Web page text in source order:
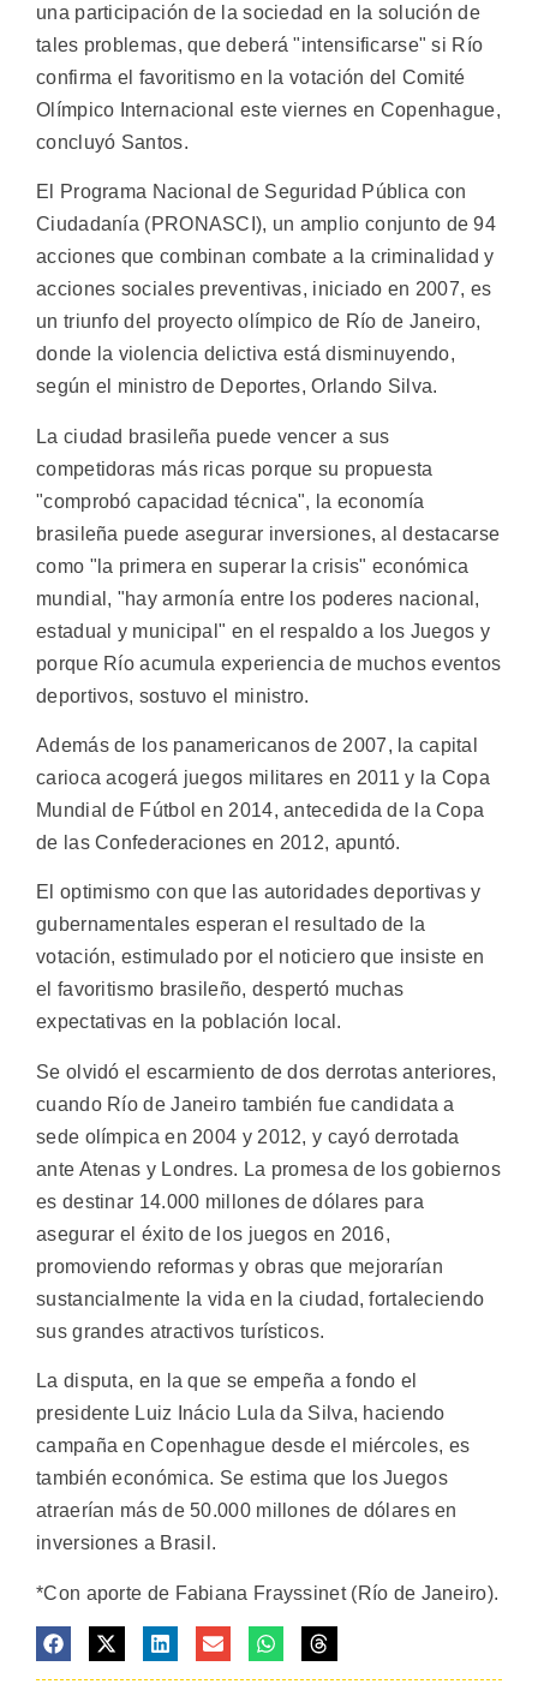
una participación de la sociedad en la solución de
tales problemas, que deberá "intensificarse" si Río
confirma el favoritismo en la votación del Comité
Olímpico Internacional este viernes en Copenhague,
concluyó Santos.
El Programa Nacional de Seguridad Pública con
Ciudadanía (PRONASCI), un amplio conjunto de 94
acciones que combinan combate a la criminalidad y
acciones sociales preventivas, iniciado en 2007, es
un triunfo del proyecto olímpico de Río de Janeiro,
donde la violencia delictiva está disminuyendo,
según el ministro de Deportes, Orlando Silva.
La ciudad brasileña puede vencer a sus
competidoras más ricas porque su propuesta
"comprobó capacidad técnica", la economía
brasileña puede asegurar inversiones, al destacarse
como "la primera en superar la crisis" económica
mundial, "hay armonía entre los poderes nacional,
estadual y municipal" en el respaldo a los Juegos y
porque Río acumula experiencia de muchos eventos
deportivos, sostuvo el ministro.
Además de los panamericanos de 2007, la capital
carioca acogerá juegos militares en 2011 y la Copa
Mundial de Fútbol en 2014, antecedida de la Copa
de las Confederaciones en 2012, apuntó.
El optimismo con que las autoridades deportivas y
gubernamentales esperan el resultado de la
votación, estimulado por el noticiero que insiste en
el favoritismo brasileño, despertó muchas
expectativas en la población local.
Se olvidó el escarmiento de dos derrotas anteriores,
cuando Río de Janeiro también fue candidata a
sede olímpica en 2004 y 2012, y cayó derrotada
ante Atenas y Londres. La promesa de los gobiernos
es destinar 14.000 millones de dólares para
asegurar el éxito de los juegos en 2016,
promoviendo reformas y obras que mejorarían
sustancialmente la vida en la ciudad, fortaleciendo
sus grandes atractivos turísticos.
La disputa, en la que se empeña a fondo el
presidente Luiz Inácio Lula da Silva, haciendo
campaña en Copenhague desde el miércoles, es
también económica. Se estima que los Juegos
atraerían más de 50.000 millones de dólares en
inversiones a Brasil.
*Con aporte de Fabiana Frayssinet (Río de Janeiro).